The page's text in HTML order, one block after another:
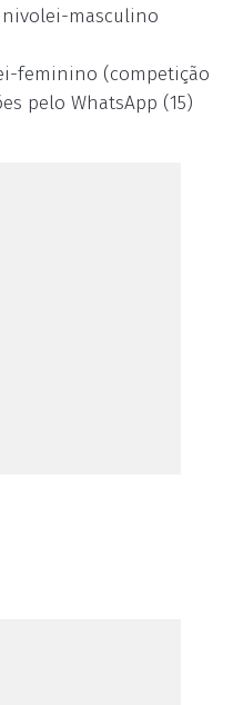
masculino
feminino (competição
pelo WhatsApp (15)